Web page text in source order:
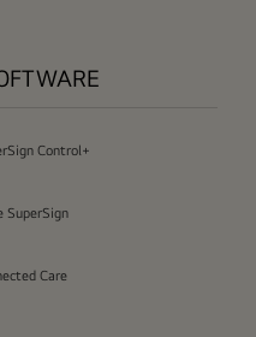
Control+
SuperSign
Care